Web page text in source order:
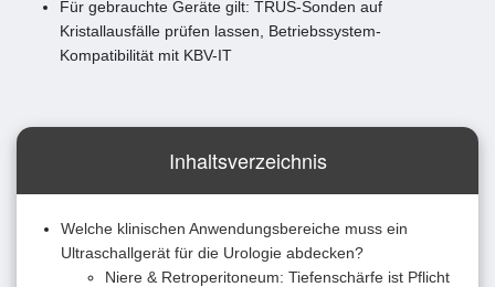
Für gebrauchte Geräte gilt: TRUS-Sonden auf
Kristallausfälle prüfen lassen, Betriebssystem-
Kompatibilität mit KBV-IT
Inhaltsverzeichnis
Welche klinischen Anwendungsbereiche muss ein
Ultraschallgerät für die Urologie abdecken?
Niere & Retroperitoneum: Tiefenschärfe ist Pflicht